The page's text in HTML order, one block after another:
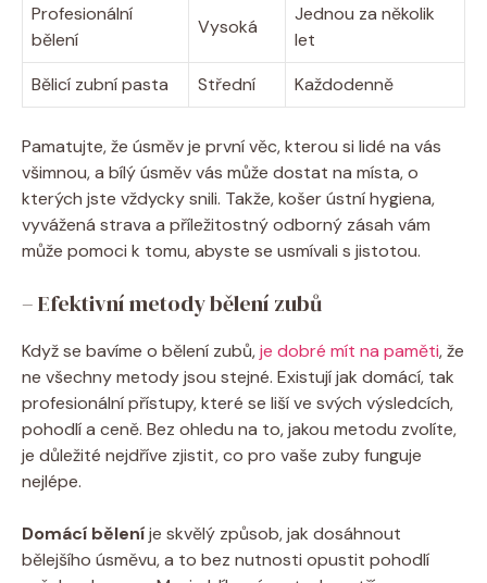
Profesionální
bělení
Vysoká
Jednou za několik
let
Bělicí zubní pasta
Střední Každodenně
Pamatujte, že úsměv je první věc, kterou si lidé na vás
všimnou, a bílý úsměv vás může dostat na místa, o
kterých jste vždycky snili. Takže, košer ústní hygiena,
vyvážená strava a příležitostný odborný zásah vám
může pomoci k tomu, abyste se usmívali s jistotou.
– Efektivní metody bělení zubů
Když se bavíme o bělení zubů,je dobré mít na paměti, že
ne všechny metody jsou stejné. Existují jak domácí, tak
profesionální přístupy, které se liší ve svých výsledcích,
pohodlí a ceně. Bez ohledu na to, jakou metodu zvolíte,
je důležité nejdříve zjistit, co pro vaše zuby funguje
nejlépe.
Domácí běleníje skvělý způsob, jak dosáhnout
bělejšího úsměvu, a to bez nutnosti opustit pohodlí